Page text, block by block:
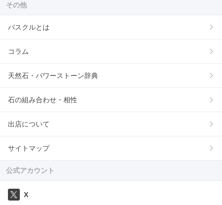
その他
パスクルとは
コラム
天然石・パワーストーン辞典
石の組み合わせ・相性
出店について
サイトマップ
公式アカウント
X